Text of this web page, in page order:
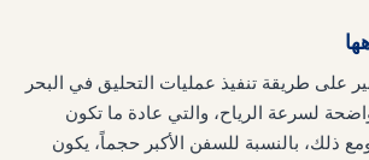
على طريقة تنفيذ عمليات التحليق في البحر
لسرعة الرياح، والتي عادة ما تكون
30 عقدة. ومع ذلك، بالنسبة للسفن الأكبر حجماً، يكون